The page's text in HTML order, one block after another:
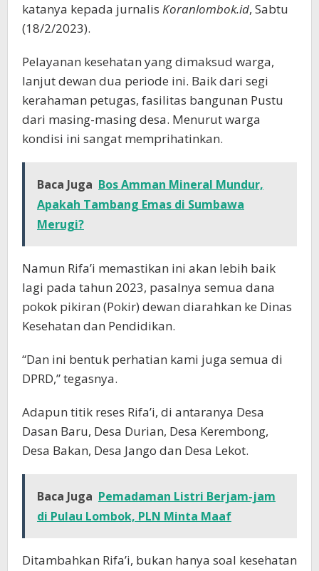
katanya kepada jurnalis Koranlombok.id, Sabtu
(18/2/2023).
Pelayanan kesehatan yang dimaksud warga,
lanjut dewan dua periode ini. Baik dari segi
kerahaman petugas, fasilitas bangunan Pustu
dari masing-masing desa. Menurut warga
kondisi ini sangat memprihatinkan.
Baca Juga Bos Amman Mineral Mundur,
Apakah Tambang Emas di Sumbawa
Merugi?
Namun Rifa’i memastikan ini akan lebih baik
lagi pada tahun 2023, pasalnya semua dana
pokok pikiran (Pokir) dewan diarahkan ke Dinas
Kesehatan dan Pendidikan.
“Dan ini bentuk perhatian kami juga semua di
DPRD,” tegasnya.
Adapun titik reses Rifa’i, di antaranya Desa
Dasan Baru, Desa Durian, Desa Kerembong,
Desa Bakan, Desa Jango dan Desa Lekot.
Baca Juga Pemadaman Listri Berjam-jam
di Pulau Lombok, PLN Minta Maaf
Ditambahkan Rifa’i, bukan hanya soal kesehatan